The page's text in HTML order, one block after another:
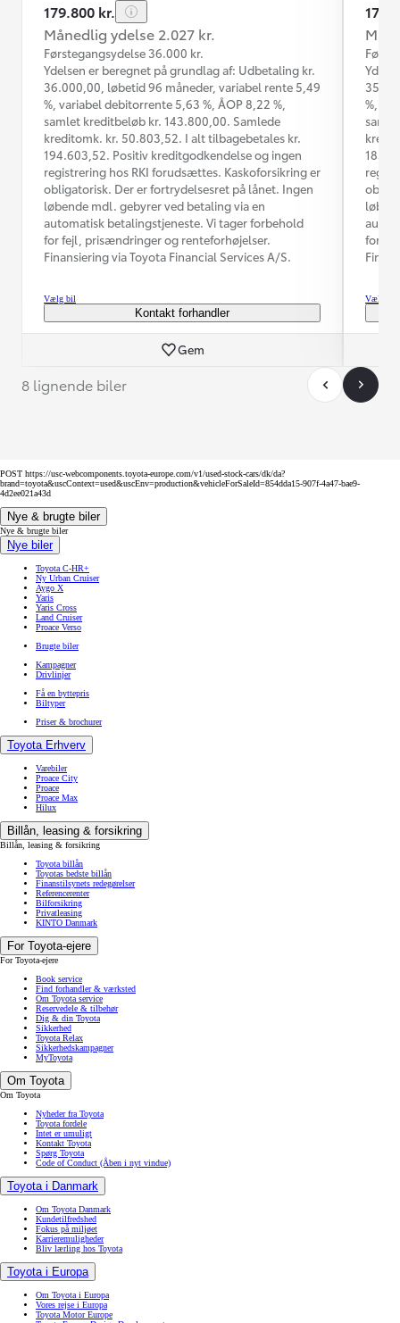
179.800 kr.
Månedlig ydelse 2.027 kr.
Førstegangsydelse 36.000 kr.
Ydelsen er beregnet på grundlag af: Udbetaling kr.
36.000,00, løbetid 96 måneder, variabel rente 5,49
%, variabel debitorrente 5,63 %, ÅOP 8,22 %,
samlet kreditbeløb kr. 143.800,00. Samlede
kreditomk. kr. 50.803,52. I alt tilbagebetales kr.
194.603,52. Positiv kreditgodkendelse og ingen
registrering hos RKI forudsættes. Kaskoforsikring er
obligatorisk. Der er fortrydelsesret på lånet. Ingen
løbende mdl. gebyrer ved betaling via en
automatisk betalingstjeneste. Vi tager forbehold
for fejl, prisændringer og renteforhøjelser.
Finansiering via Toyota Financial Services A/S.
Vælg bil
Kontakt forhandler
Gem
%,
for
Vælg bil
8 lignende biler
POST https://usc-webcomponents.toyota-europe.com/v1/used-stock-cars/dk/da?
brand=toyota&uscContext=used&uscEnv=production&vehicleForSaleId=854dda15-907f-4a47-bae9-
4d2ee021a43d
Nye & brugte biler
Nye & brugte biler
Nye biler
Toyota C-HR+
Ny Urban Cruiser
Aygo X
Yaris
Yaris Cross
Land Cruiser
Proace Verso
Brugte biler
Kampagner
Drivlinjer
Få en byttepris
Biltyper
Priser & brochurer
Toyota Erhverv
Varebiler
Proace City
Proace
Proace Max
Hilux
Billån, leasing & forsikring
Billån, leasing & forsikring
Toyota billån
Toyotas bedste billån
Finanstilsynets redegørelser
Referencerenter
Bilforsikring
Privatleasing
KINTO Danmark
For Toyota-ejere
For Toyota-ejere
Book service
Find forhandler & værksted
Om Toyota service
Reservedele & tilbehør
Dig & din Toyota
Sikkerhed
Toyota Relax
Sikkerhedskampagner
MyToyota
Om Toyota
Om Toyota
Nyheder fra Toyota
Toyota fordele
Intet er umuligt
Kontakt Toyota
Spørg Toyota
Code of Conduct (Åben i nyt vindue)
Toyota i Danmark
Om Toyota Danmark
Kundetilfredshed
Fokus på miljøet
Karrieremuligheder
Bliv lærling hos Toyota
Toyota i Europa
Om Toyota i Europa
Vores rejse i Europa
Toyota Motor Europe